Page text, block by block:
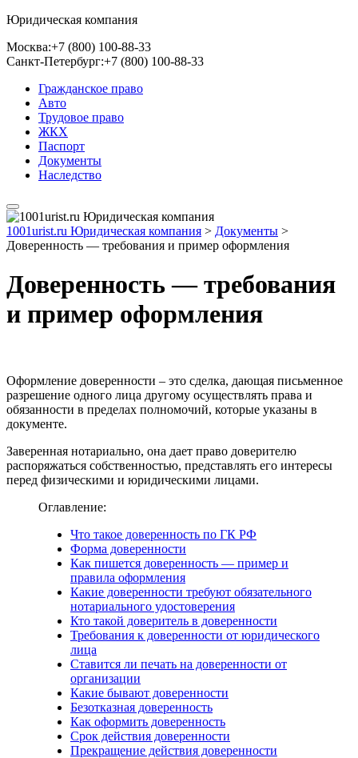
Юридическая компания
Москва:+7 (800) 100-88-33
Санкт-Петербург:+7 (800) 100-88-33
Гражданское право
Авто
Трудовое право
ЖКХ
Паспорт
Документы
Наследство
1001urist.ru Юридическая компания > Документы >
Доверенность — требования и пример оформления
Доверенность — требования
и пример оформления
Оформление доверенности – это сделка, дающая письменное
разрешение одного лица другому осуществлять права и
обязанности в пределах полномочий, которые указаны в
документе.
Заверенная нотариально, она дает право доверителю
распоряжаться собственностью, представлять его интересы
перед физическими и юридическими лицами.
Оглавление:
Что такое доверенность по ГК РФ
Форма доверенности
Как пишется доверенность — пример и
правила оформления
Какие доверенности требуют обязательного
нотариального удостоверения
Кто такой доверитель в доверенности
Требования к доверенности от юридического
лица
Ставится ли печать на доверенности от
организации
Какие бывают доверенности
Безотказная доверенность
Как оформить доверенность
Срок действия доверенности
Прекращение действия доверенности